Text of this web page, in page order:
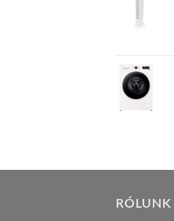
RÓLUNK